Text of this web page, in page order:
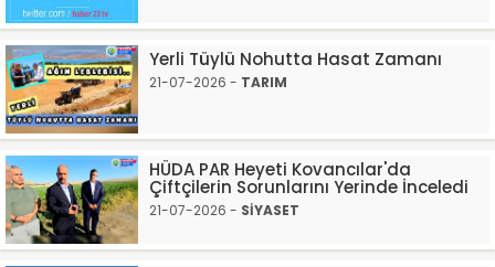
Yerli Tüylü Nohutta Hasat Zamanı
21-07-2026 - TARIM
HÜDA PAR Heyeti Kovancılar'da
Çiftçilerin Sorunlarını Yerinde İnceledi
21-07-2026 - SİYASET